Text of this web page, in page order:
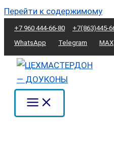
Перейти к содержимому
+7 960 444-66-80
+7(863)445-
WhatsApp
Telegram MAX